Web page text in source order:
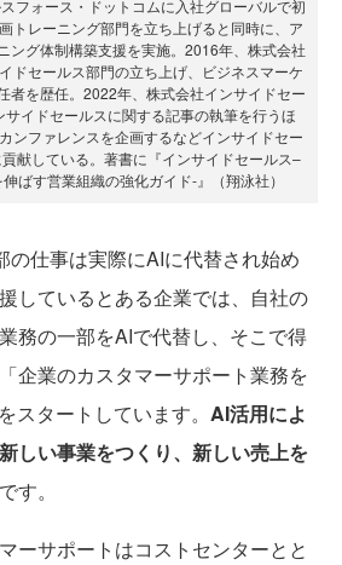
フォース・ドットコムに⼊社グローバルで初
トレーニング部⾨を⽴ち上げると同時に、ア
ング体制構築⽀援を実施。2016年、株式会社
ドセールス部⾨の⽴ち上げ、ビジネスマーケ
者を歴任。2022年、株式会社インサイドセー
サイドセールスに関する記事の執筆を⾏うほ
ンファレンスを企画するなどインサイドセー
献している。著書に『インサイドセールス–
ばす営業組織の強化ガイド-』（翔泳社）
の仕事は実際にAIに代替され始め
しているとある企業では、自社の
務の一部をAIで代替し、そこで得
企業のカスタマーサポート業務を
スタートしています。 AI活用によ
しい事業をつくり、新しい売上を
です。
ーサポートはコストセンターとと